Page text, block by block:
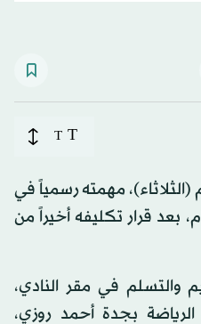
T
T
(الثلاثاء)، مهمته رسمياً في
بعد قرار تكليفه أخيراً من
والتسلم في مقر النادي،
بجدة أحمد روزي،